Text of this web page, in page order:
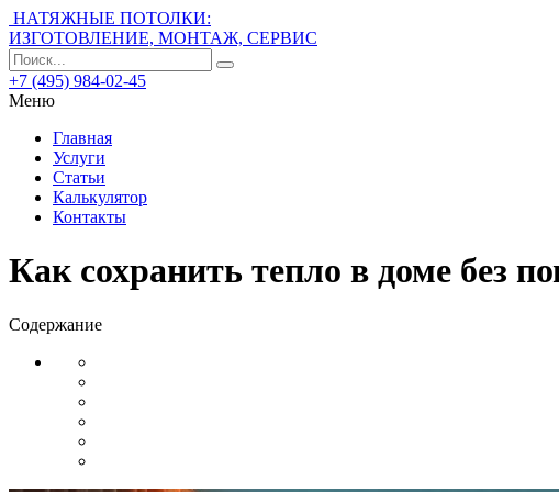
НАТЯЖНЫЕ ПОТОЛКИ:
ИЗГОТОВЛЕНИЕ, МОНТАЖ, СЕРВИС
+7 (495) 984-02-45
Меню
Главная
Услуги
Статьи
Калькулятор
Контакты
Как сохранить тепло в доме без
Содержание